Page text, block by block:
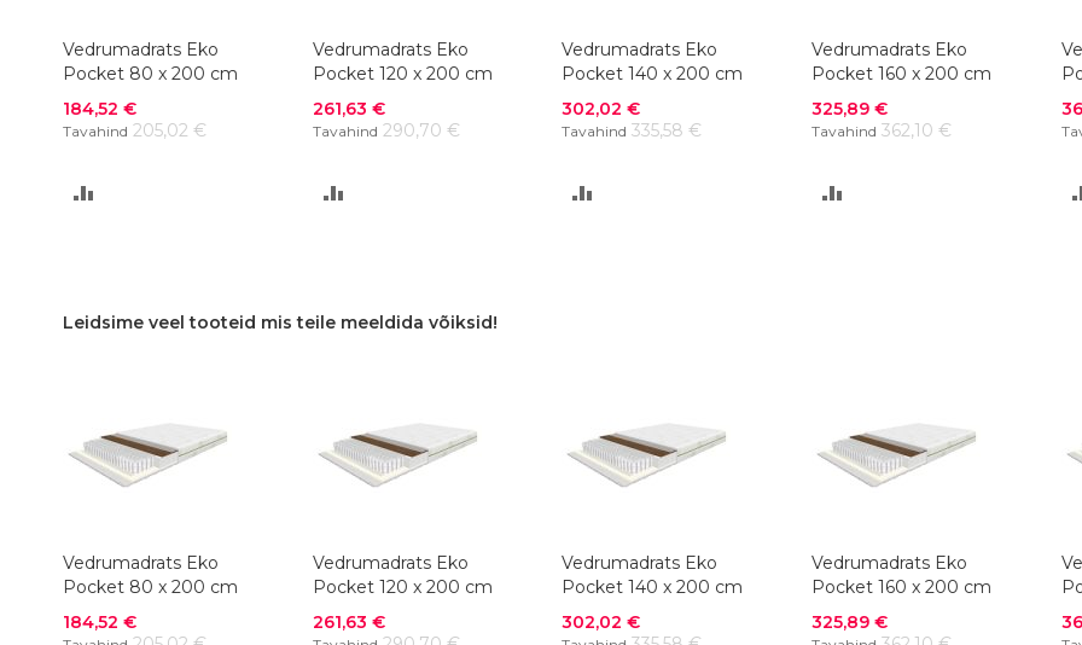
Vedrumadrats Eko
Pocket 80 x 200 cm
Soodushind
184,52 €
Tavahind 205,02 €
Vedrumadrats Eko
Pocket 120 x 200 cm
Soodushind
261,63 €
Tavahind 290,70 €
Vedrumadrats Eko
Pocket 140 x 200 cm
Soodushind
302,02 €
Tavahind 335,58 €
Vedrumadrats Eko
Pocket 160 x 200 cm
Soodushind
325,89 €
Tavahind 362,10 €
Leidsime veel tooteid mis teile meeldida võiksid!
Vedrumadrats Eko
Pocket 80 x 200 cm
Soodushind
184,52 €
Vedrumadrats Eko
Pocket 120 x 200 cm
Soodushind
261,63 €
Vedrumadrats Eko
Pocket 140 x 200 cm
Soodushind
302,02 €
Vedrumadrats Eko
Pocket 160 x 200 cm
Soodushind
325,89 €